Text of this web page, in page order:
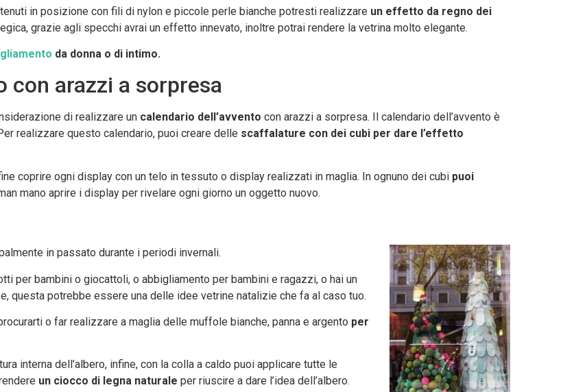
in posizione con fili di nylon e piccole perle bianche potresti realizzare un effetto da regno dei
grazie agli specchi avrai un effetto innevato, inoltre potrai rendere la vetrina molto elegante.
da donna o di intimo.
con arazzi a sorpresa
di realizzare un calendario dell’avvento con arazzi a sorpresa. Il calendario dell’avvento è
realizzare questo calendario, puoi creare delle scaffalature con dei cubi per dare l’effetto
coprire ogni display con un telo in tessuto o display realizzati in maglia. In ognuno dei cubi puoi
mano aprire i display per rivelare ogni giorno un oggetto nuovo.
in passato durante i periodi invernali.
per bambini o giocattoli, o abbigliamento per bambini e ragazzi, o hai un
questa potrebbe essere una delle idee vetrine natalizie che fa al caso tuo.
o far realizzare a maglia delle muffole bianche, panna e argento per
interna dell’albero, infine, con la colla a caldo puoi applicare tutte le
un ciocco di legna naturale per riuscire a dare l’idea dell’albero.